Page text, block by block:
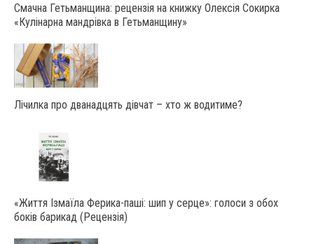
Смачна Гетьманщина: рецензія на книжку Олексія Сокирка
«Кулінарна мандрівка в Гетьманщину»
Лічилка про дванадцять дівчат – хто ж водитиме?
«Життя Ізмаїла Ферика-паші: шип у серце»: голоси з обох
боків барикад (Рецензія)